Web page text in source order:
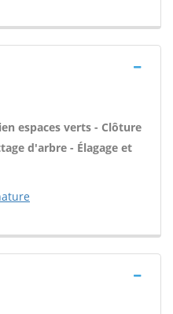
espaces verts - Clôture
d'arbre - Élagage et